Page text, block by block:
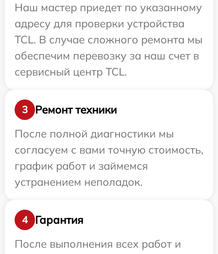
Наш мастер приедет по указанному
адресу для проверки устройства
TCL. В случае сложного ремонта мы
обеспечим перевозку за наш счет в
сервисный центр TCL.
3
Ремонт техники
После полной диагностики мы
согласуем с вами точную стоимость,
график работ и займемся
устранением неполадок.
4
Гарантия
После выполнения всех работ и